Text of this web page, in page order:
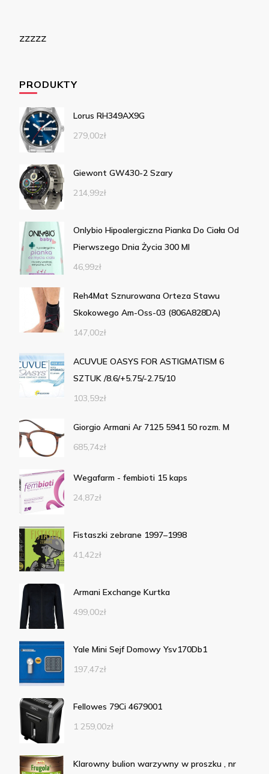
zzzzz
PRODUKTY
Lorus RH349AX9G
279,00zł
Giewont GW430-2 Szary
214,99zł
Onlybio Hipoalergiczna Pianka Do Ciała Od
Pierwszego Dnia Życia 300 Ml
46,99zł
Reh4Mat Sznurowana Orteza Stawu
Skokowego Am-Oss-03 (806A828DA)
147,00zł
ACUVUE OASYS FOR ASTIGMATISM 6
SZTUK /8.6/+5.75/-2.75/10
103,59zł
Giorgio Armani Ar 7125 5941 50 rozm. M
685,74zł
Wegafarm - fembioti 15 kaps
24,87zł
Fistaszki zebrane 1997–1998
41,42zł
Armani Exchange Kurtka
499,00zł
Yale Mini Sejf Domowy Ysv170Db1
197,47zł
Fellowes 79Ci 4679001
1 259,00zł
Klarowny bulion warzywny w proszku , nr